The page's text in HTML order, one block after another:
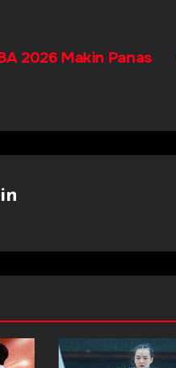
2026 Makin Panas